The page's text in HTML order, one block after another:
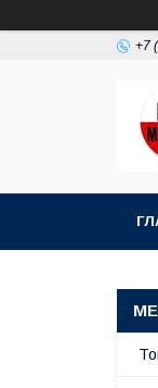
+7